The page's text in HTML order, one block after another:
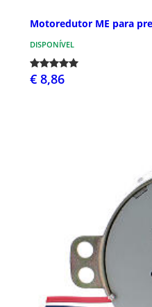
Motoredutor ME para
DISPONÍVEL
€ 8,86